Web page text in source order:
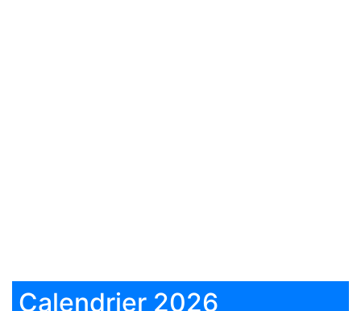
Calendrier 2026